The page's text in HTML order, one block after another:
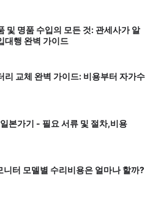
및 명품 수입의 모든 것: 관세사가 알
대행 완벽 가이드
리 교체 완벽 가이드: 비용부터 자가수
본가기 - 필요 서류 및 절차,비용
니터 모델별 수리비용은 얼마나 할까?